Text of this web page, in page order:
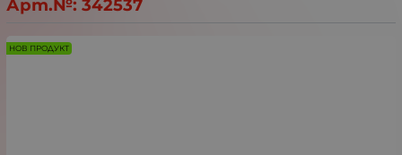
Арт.№: 342537
НОВ ПРОДУКТ